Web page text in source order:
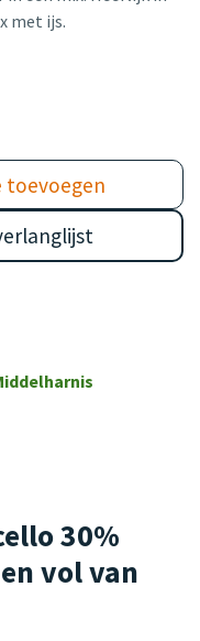
met ijs.
toevoegen
30%
vol van